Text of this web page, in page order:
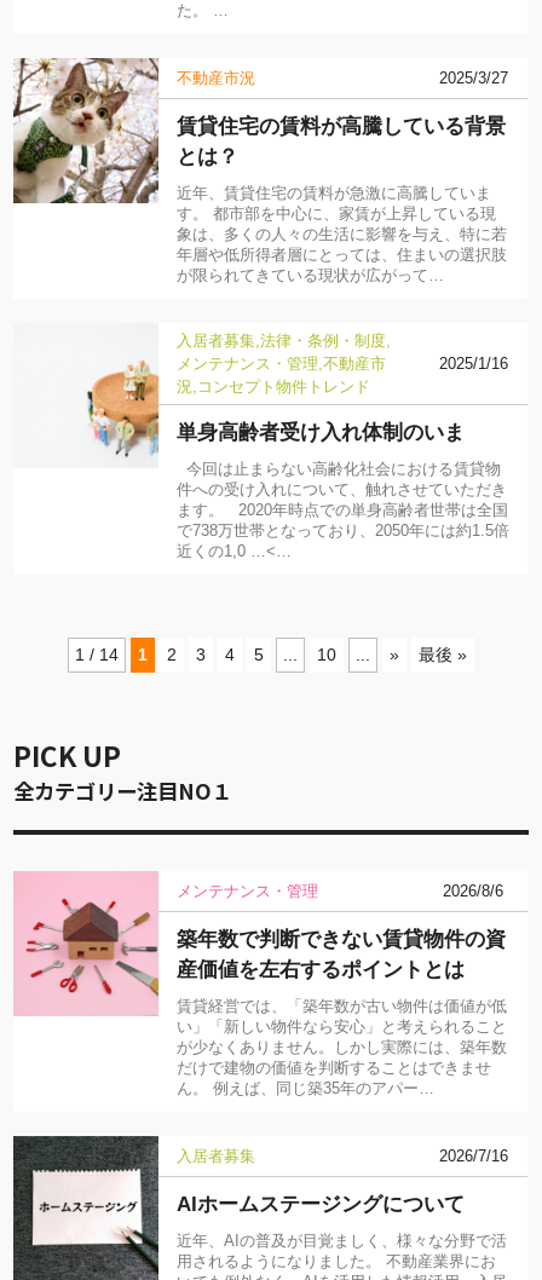
た。 …
不動産市況 2025/3/27
賃貸住宅の賃料が高騰している背景
とは？
近年、賃貸住宅の賃料が急激に高騰していま
す。 都市部を中心に、家賃が上昇している現
象は、多くの人々の生活に影響を与え、特に若
年層や低所得者層にとっては、住まいの選択肢
が限られてきている現状が広がって…
入居者募集 法律・条例・制度
メンテナンス・管理 不動産市
況 コンセプト物件 トレンド
2025/1/16
単身高齢者受け入れ体制のいま
今回は止まらない高齢化社会における賃貸物
件への受け入れについて、触れさせていただき
ます。 2020年時点での単身高齢者世帯は全国
で738万世帯となっており、2050年には約1.5倍
近くの1,0 …<…
1 / 14 1 2 3 4 5 10 » 最後 »
PICK UP
全カテゴリー注目NO１
メンテナンス・管理 2026/8/6
築年数で判断できない賃貸物件の資
産価値を左右するポイントとは
賃貸経営では、「築年数が古い物件は価値が低
い」「新しい物件なら安心」と考えられること
が少なくありません。しかし実際には、築年数
だけで建物の価値を判断することはできませ
ん。 例えば、同じ築35年のアパー…
入居者募集 2026/7/16
AIホームステージングについて
近年、AIの普及が目覚ましく、様々な分野で活
用されるようになりました。 不動産業界にお